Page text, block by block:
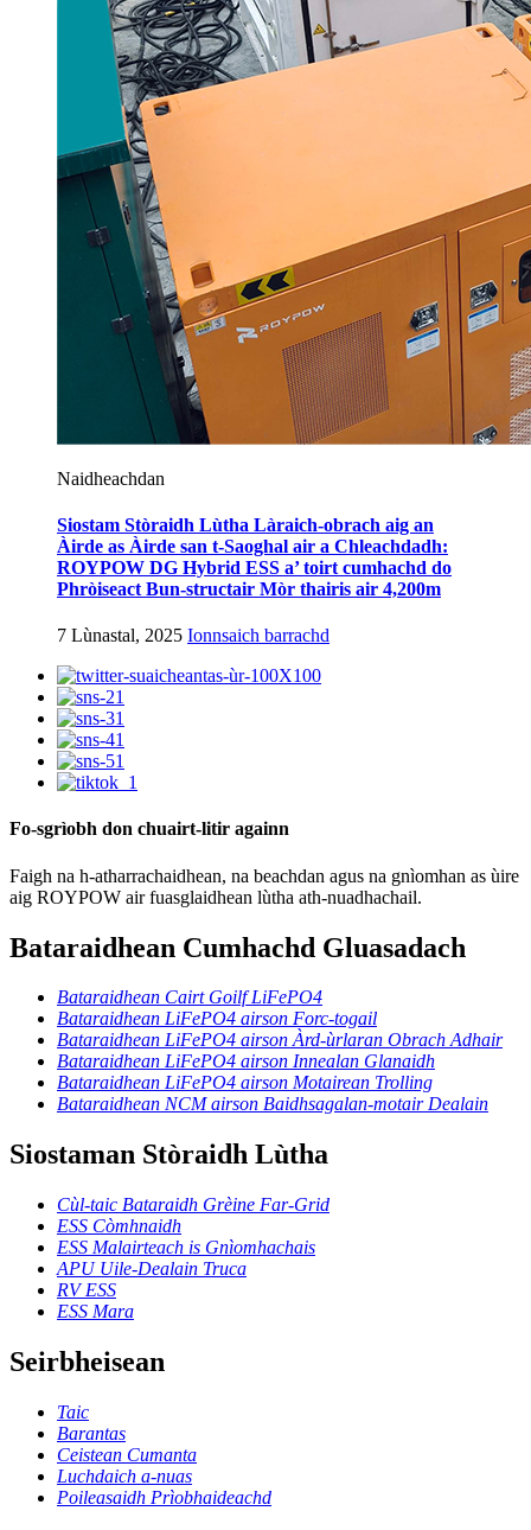
Naidheachdan
Siostam Stòraidh Lùtha Làraich-obrach aig an
Àirde as Àirde san t-Saoghal air a Chleachdadh:
ROYPOW DG Hybrid ESS a’ toirt cumhachd do
Phròiseact Bun-structair Mòr thairis air 4,200m
7 Lùnastal, 2025 Ionnsaich barrachd
Fo-sgrìobh don chuairt-litir againn
Faigh na h-atharrachaidhean, na beachdan agus na gnìomhan as ùire
aig ROYPOW air fuasglaidhean lùtha ath-nuadhachail.
Bataraidhean Cumhachd Gluasadach
Bataraidhean Cairt Goilf LiFePO4
Bataraidhean LiFePO4 airson Forc-togail
Bataraidhean LiFePO4 airson Àrd-ùrlaran Obrach Adhair
Bataraidhean LiFePO4 airson Innealan Glanaidh
Bataraidhean LiFePO4 airson Motairean Trolling
Bataraidhean NCM airson Baidhsagalan-motair Dealain
Siostaman Stòraidh Lùtha
Cùl-taic Bataraidh Grèine Far-Grid
ESS Còmhnaidh
ESS Malairteach is Gnìomhachais
APU Uile-Dealain Truca
RV ESS
ESS Mara
Seirbheisean
Taic
Barantas
Ceistean Cumanta
Luchdaich a-nuas
Poileasaidh Prìobhaideachd